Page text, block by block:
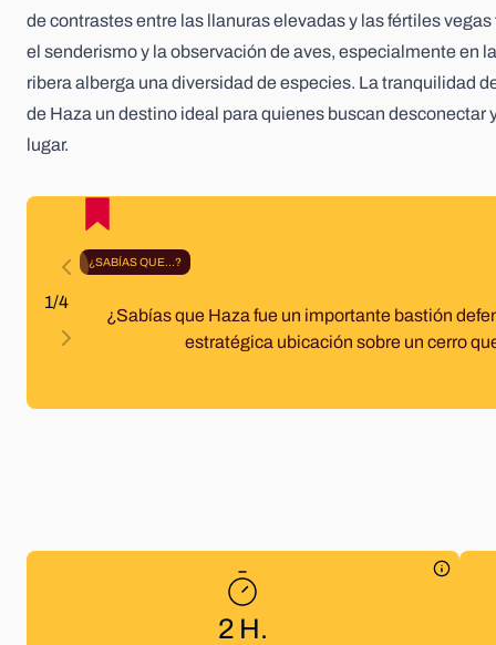
de contrastes entre las llanuras elevadas y las fértiles
el senderismo y la observación de aves, especialmente en
ribera alberga una diversidad de especies. La tranquilidad
de Haza un destino ideal para quienes buscan
lugar.
¿SABÍAS QUE...?
¿Sabías que Haza fue un importante bastión
estratégica ubicación sobre un cerro
1/4
2 H.